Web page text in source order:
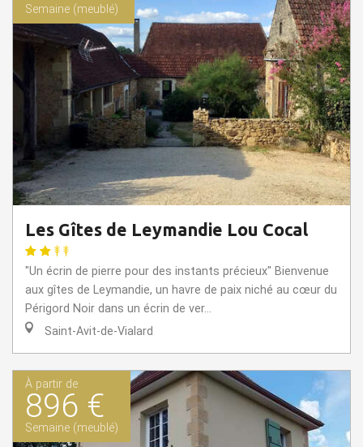
Semaine (meublé)
Les Gîtes de Leymandie Lou Cocal
"Un écrin de pierre pour des instants précieux" Bienvenue
aux gîtes de Leymandie, un havre de paix niché au cœur du
Périgord Noir dans un écrin de ver...
Saint-Avit-de-Vialard
À partir de
896 €
Semaine (meublé)